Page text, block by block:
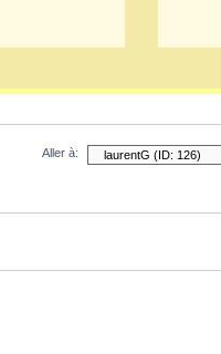
Aller à: